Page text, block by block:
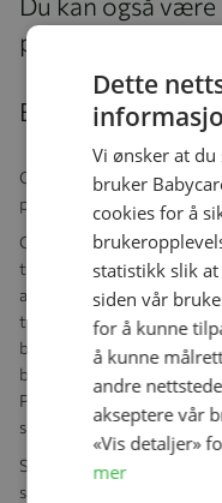
Beskrivelse
Cloud Z Plus i-Size er
prisbelønte Cloud Q-
Cybex er ledende innen
tilpasset urbane livsstiler
anerkjent leder innen
tilnærming som fører til
bilseter og barnevogner.
barnevogner, bilseter og
Principle tydelig:
sikkerhet og kvalitet og
Spedbarnssetet er utstyrt
sidekollisjonsbeskyttelse
produkter
Dette
Vi ønsker at
bruker
cookies for å
statistikk slik
siden vår
for å kunne
å kunne
andre
akseptere vår
«Vis detaljer»
mer